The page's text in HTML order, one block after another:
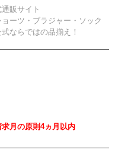
販サイト
ーツ・ブラジャー・ソック
ならではの品揃え！
月の原則4ヵ月以内